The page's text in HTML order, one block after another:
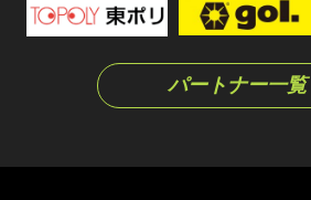
パートナー一覧